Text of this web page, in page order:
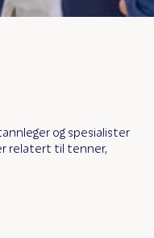
og spesialister
relatert til tenner,